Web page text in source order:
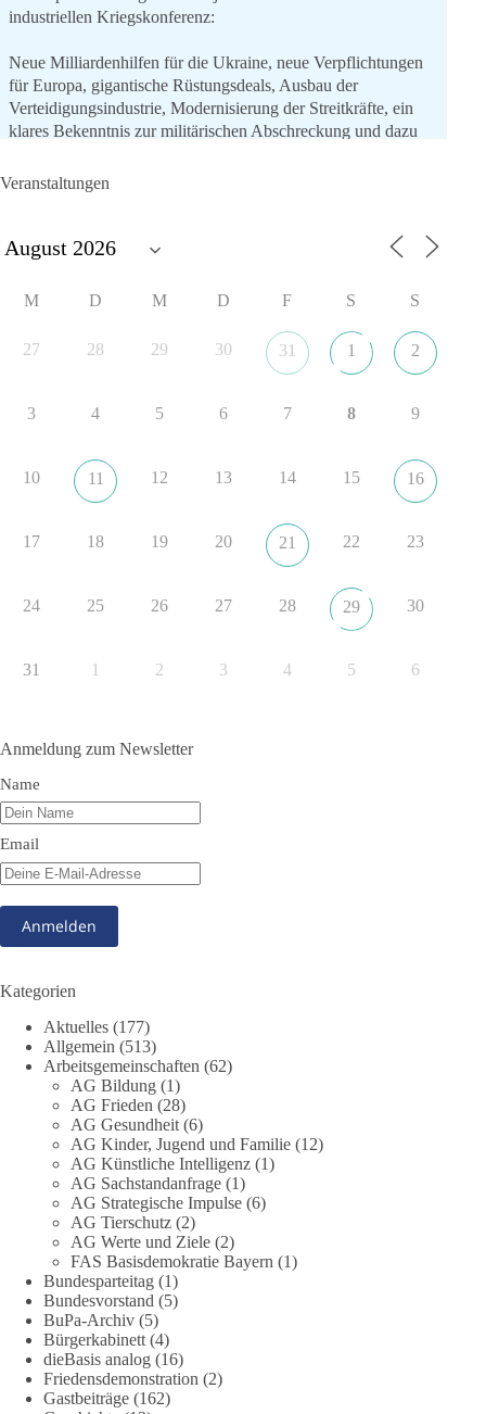
industriellen Kriegskonferenz:
Neue Milliardenhilfen für die Ukraine, neue Verpflichtungen
für Europa, gigantische Rüstungsdeals, Ausbau der
Verteidigungsindustrie, Modernisierung der Streitkräfte, ein
klares Bekenntnis zur militärischen Abschreckung und dazu
aus der NATO. Ein Gipfel, der mehr nach Rüstungsdeal als
nach Friedenspolitik klingt, wird niemals Sicherheit schaffen,
#NATO
Im Politischen Frühschoppen diskutieren die Teilnehmer das
Verhältnis von Mensch, Natur und Grundgesetz.
Beitrag der AG Strategische Impulse
Kann die Natur Träger eigener Grundrechte sein? Oder würde
eine solche Entwicklung das Fundament unseres
beschäftigte sich die Teilnehmer des Politischen
Frühschoppens der AG Strategische Impulse am 19. Juli 2026.
derzeit in Teilen der Umweltbewegung diskutierten
hinausreichen und grundlegende Fragen zum Menschenbild,
zum Rechtsstaat und zur Demokratie aufwerfen. [...]
👉 Hier weiterlesen: https://diebasis-
partei.de/2026/07/grundrechte-der-natur-ein-angriff-auf-das-
grundgesetz/
🟩🟩🟦🟦🟥🟥🟧🟧
Es ging weniger um fertige Antworten als um eine Debatte
darüber, wie Freiheit, Verantwortung, Naturschutz und
Grundrechte in einer demokratischen Gesellschaft künftig
miteinander in Einklang gebracht werden können.
#dieBasis #natur #grundrechte
Veranstaltungen
M D M D F S S
27 28 29 30 31 1 2
3 4 5 6 7 8 9
10 11 12 13 14 15 16
17 18 19 20 21 22 23
24 25 26 27 28 29 30
31 1 2 3 4 5 6
Anmeldung zum Newsletter
Name
Email
Kategorien
Aktuelles (177)
Allgemein (513)
Arbeitsgemeinschaften (62)
AG Bildung (1)
AG Frieden (28)
AG Gesundheit (6)
AG Kinder, Jugend und Familie (12)
AG Künstliche Intelligenz (1)
AG Sachstandanfrage (1)
AG Strategische Impulse (6)
AG Tierschutz (2)
AG Werte und Ziele (2)
FAS Basisdemokratie Bayern (1)
Bundesparteitag (1)
Bundesvorstand (5)
BuPa-Archiv (5)
Bürgerkabinett (4)
dieBasis analog (16)
Friedensdemonstration (2)
Gastbeiträge (162)